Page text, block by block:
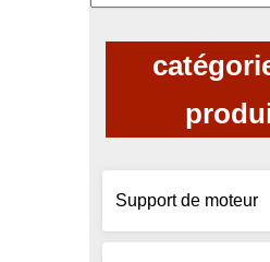
Support de moteur